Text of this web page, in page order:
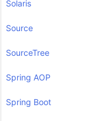
Solaris
Source
SourceTree
Spring AOP
Spring Boot